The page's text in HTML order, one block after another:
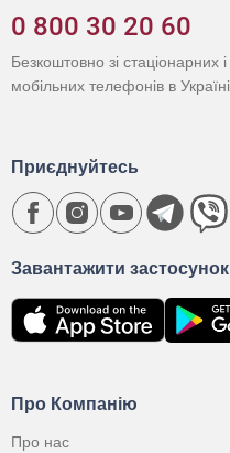
0 800 30 20 60
Безкоштовно зі стаціонарних і
мобільних телефонів в Україні
Про Компанію
Про нас
Завантажити застосунок
Приєднуйтесь